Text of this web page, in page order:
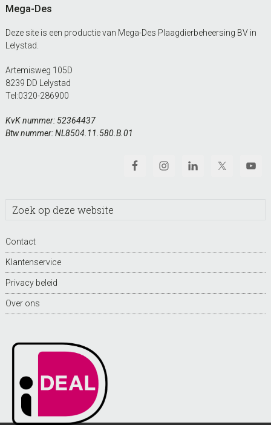
Footer
Mega-Des
Deze site is een productie van Mega-Des Plaagdierbeheersing BV in
Lelystad.
Artemisweg 105D
8239 DD Lelystad
Tel:0320-286900
KvK nummer: 52364437
Btw nummer: NL8504.11.580.B.01
Zoek
website
Contact
Klantenservice
Privacy beleid
Over ons